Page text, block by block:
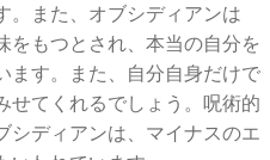
。また、オブシディアンは
をもつとされ、本当の自分を
ます。また、自分自身だけで
せてくれるでしょう。呪術的
シディアンは、マイナスのエ